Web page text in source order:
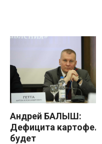
Андрей БАЛЫШ:
Дефицита
будет